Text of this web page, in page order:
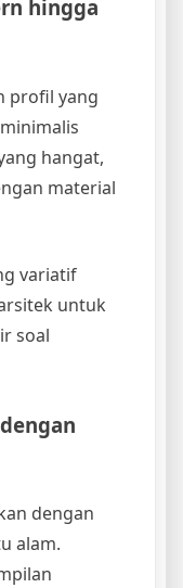
hingga
profil yang
hangat,
material
variatif
untuk
soal
dengan
alam.